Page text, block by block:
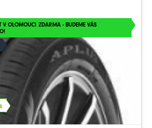
V OLOMOUCI ZDARMA - BUDEME VÁS